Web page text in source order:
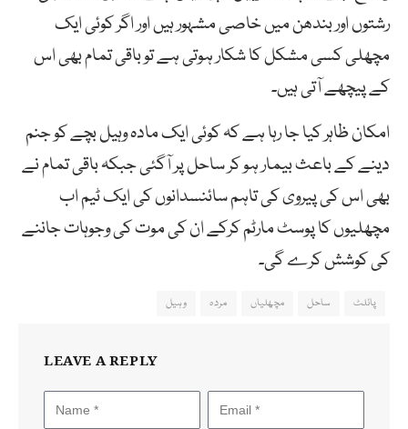
رشتوں اور بندھن میں خاصی مشہور ہیں اور اگر کوئی ایک
مچھلی کسی مشکل کا شکار ہوتی ہے تو باقی تمام بھی اس
کے پیچھے آتی ہیں۔
امکان ظاہر کیا جا رہا ہے کہ کوئی ایک مادہ وہیل بچے کو جنم
دینے کے باعث بیمار ہو کر ساحل پر آگئی جبکہ باقی تمام نے
بھی اس کی پیروی کی تاہم سائنسدانوں کی ایک ٹیم اب
مچھلیوں کا پوسٹ مارٹم کرکے ان کی موت کی وجوہات جاننے
کی کوشش کرے گی۔
پائلٹ ساحل مچھلیاں مردہ وہیل
LEAVE A REPLY